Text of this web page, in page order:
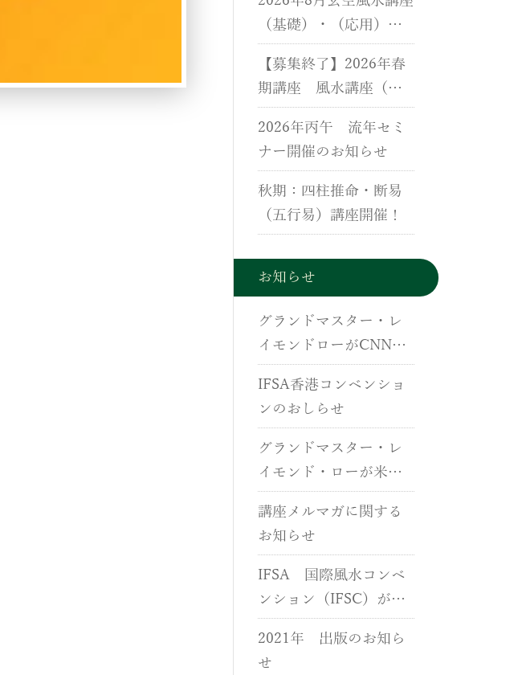
講座のご案内
（基礎）・（応用）・
実地研修開催のご案内
【募集終了】2026年春
期講座 風水講座（基
礎）・（応用）・実地
研修開催のご案内
2026年丙午 流年セミ
ナー開催のお知らせ
秋期：四柱推命・断易
（五行易）講座開催！
お知らせ
グランドマスター・レ
イモンドローがCNNに
出演しました
IFSA香港コンベンショ
ンのおしらせ
グランドマスター・レ
イモンド・ローが米国
CNNに出演しました
講座メルマガに関する
お知らせ
IFSA 国際風水コンベ
ンション（IFSC）が開
催されます
2021年 出版のお知ら
せ